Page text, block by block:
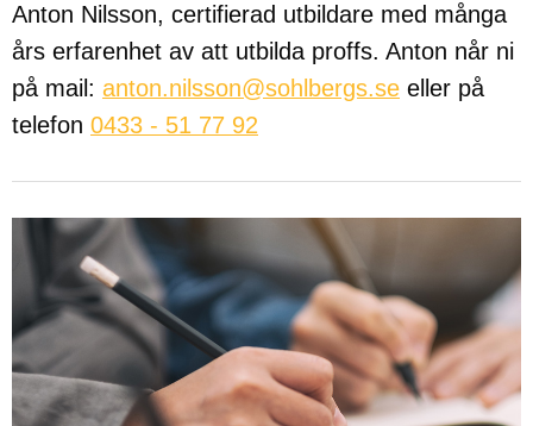
Anton Nilsson, certifierad utbildare med många
års erfarenhet av att utbilda proffs. Anton når ni
på mail: anton.nilsson@sohlbergs.se eller på
telefon 0433 - 51 77 92